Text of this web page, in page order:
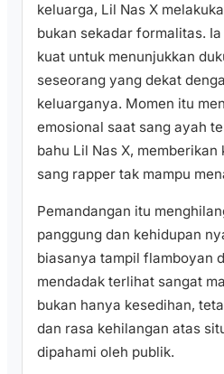
keluarga, Lil Nas X
bukan sekadar formalitas.
kuat untuk menunjukkan
seseorang yang dekat
keluarganya. Momen itu
emosional saat sang ayah
bahu Lil Nas X,
sang rapper tak mampu
Pemandangan itu
panggung dan kehidupan
biasanya tampil flamboyan
mendadak terlihat sangat
bukan hanya kesedihan,
dan rasa kehilangan atas
dipahami oleh publik.